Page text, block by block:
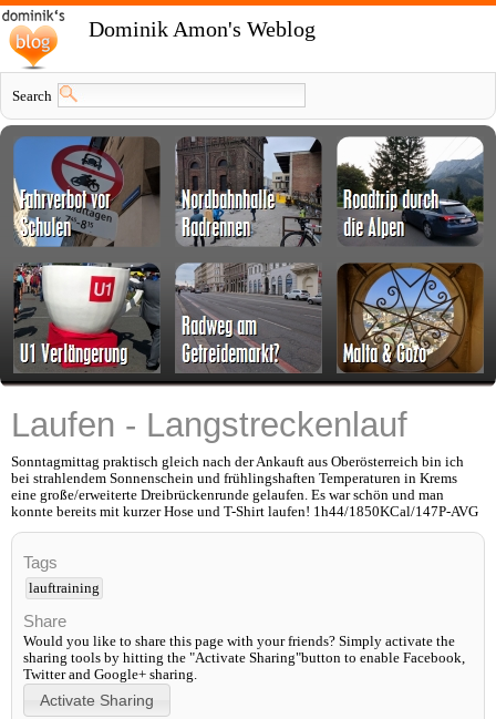
Dominik Amon's Weblog
Search
Laufen - Langstreckenlauf
Sonntagmittag praktisch gleich nach der Ankauft aus Oberösterreich bin ich
bei strahlendem Sonnenschein und frühlingshaften Temperaturen in Krems
eine große/erweiterte Dreibrückenrunde gelaufen. Es war schön und man
konnte bereits mit kurzer Hose und T-Shirt laufen! 1h44/1850KCal/147P-AVG
Tags
lauftraining
Share
Would you like to share this page with your friends? Simply activate the
sharing tools by hitting the "Activate Sharing"button to enable Facebook,
Twitter and Google+ sharing.